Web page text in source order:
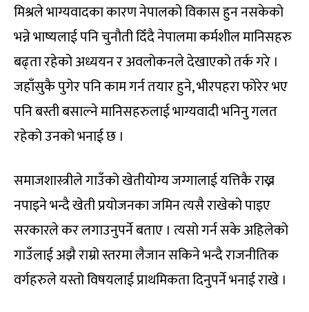
मिश्रले भाग्यवादका कारण नेपालको विकास हुन नसकेको
भन्ने भाष्यलाई पनि चुनौती दिँदै नेपालमा कर्मशील मानिसहरु
बढ्ता रहेको अध्ययन र अवलोकनले देखाएको तर्क गरे ।
जहाँसुकै पुगेर पनि काम गर्न तयार हुने, भीरपहरा फोरेर भए
पनि बस्ती बसाल्ने मानिसहरुलाई भाग्यवादी भनिनु गलत
रहेको उनको भनाई छ ।
समाजशास्त्रीले गाउँको खेतीयोग्य जग्गालाई यत्तिकै राख्न
नपाइने भन्दै खेती प्रयोजनका जमिन त्यसै राखेको पाइए
सरकारले कर लगाउनुपर्ने बताए । त्यसो गर्न सके अहिलेको
गाउँलाई अझै राम्रो स्तरमा लैजान सकिने भन्दै राजनीतिक
वर्गहरुले यस्तो विषयलाई प्राथमिकता दिनुपर्ने भनाई राखे ।